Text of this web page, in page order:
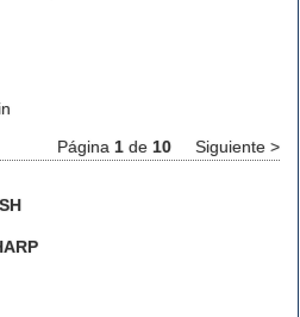
Página 1 de 10 Siguiente >